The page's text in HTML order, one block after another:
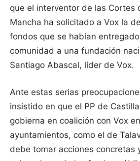
que el interventor de las Cortes
Mancha ha solicitado a Vox la
fondos que se habían
comunidad a una fundación
Santiago Abascal, líder de Vox.
Ante estas serias
insistido en que el PP de
gobierna en coalición con Vox
ayuntamientos, como el de
debe tomar acciones concretas